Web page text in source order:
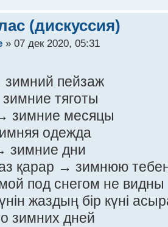
(дискуссия)
» 07 дек 2020, 05:31
пейзаж
тяготы
зимние месяцы
одежда
зимние дни
қарар → зимнюю
под снегом не
жаздың бір күні
зимних дней